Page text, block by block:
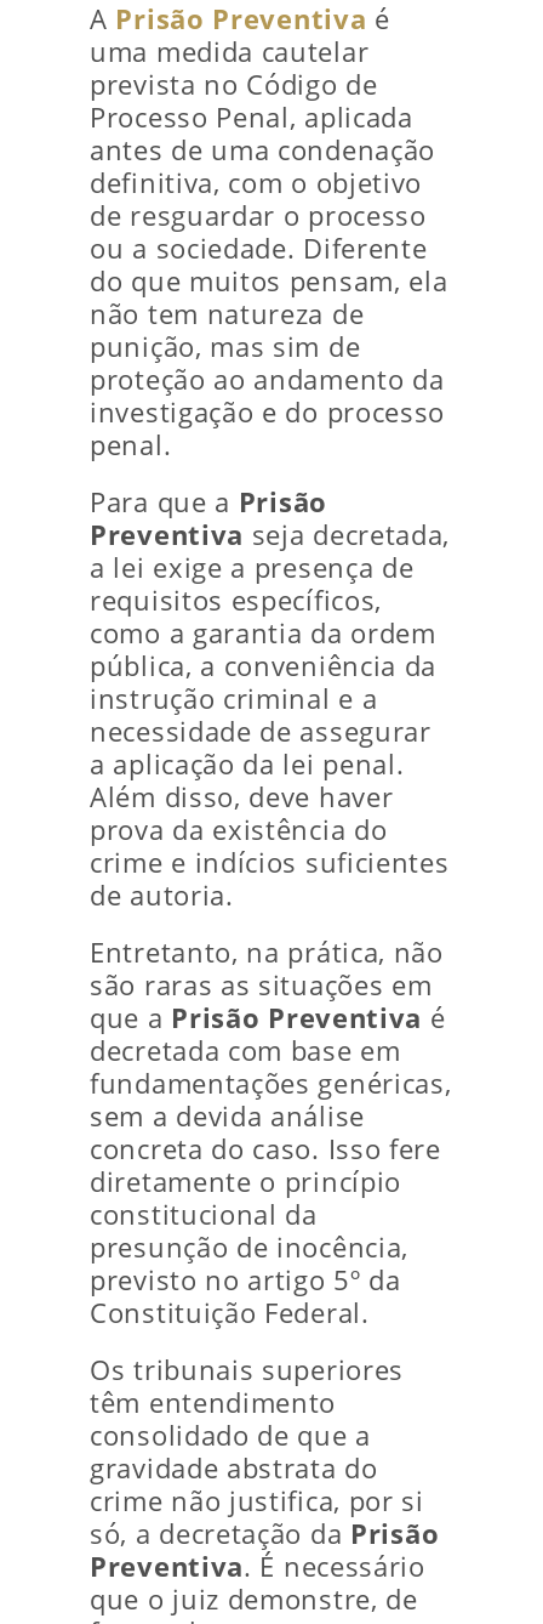
A Prisão Preventiva é
uma medida cautelar
prevista no Código de
Processo Penal, aplicada
antes de uma condenação
definitiva, com o objetivo
de resguardar o processo
ou a sociedade. Diferente
do que muitos pensam, ela
não tem natureza de
punição, mas sim de
proteção ao andamento da
investigação e do processo
penal.
Para que a Prisão
Preventiva seja decretada,
a lei exige a presença de
requisitos específicos,
como a garantia da ordem
pública, a conveniência da
instrução criminal e a
necessidade de assegurar
a aplicação da lei penal.
Além disso, deve haver
prova da existência do
crime e indícios suficientes
de autoria.
Entretanto, na prática, não
são raras as situações em
que a Prisão Preventiva é
decretada com base em
fundamentações genéricas,
sem a devida análise
concreta do caso. Isso fere
diretamente o princípio
constitucional da
presunção de inocência,
previsto no artigo 5º da
Constituição Federal.
Os tribunais superiores
têm entendimento
consolidado de que a
gravidade abstrata do
crime não justifica, por si
só, a decretação da Prisão
Preventiva. É necessário
que o juiz demonstre, de